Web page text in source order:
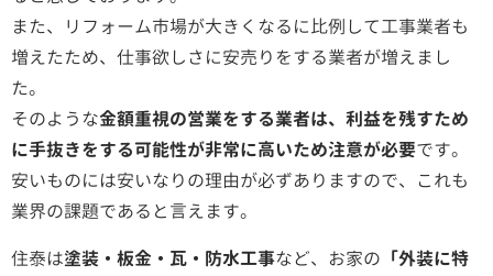
また、リフォーム市場が大きくなるに比例して工事業者も
増えたため、仕事欲しさに安売りをする業者が増えまし
た。
そのような金額重視の営業をする業者は、利益を残すため
に手抜きをする可能性が非常に高いため注意が必要です。
安いものには安いなりの理由が必ずありますので、これも
業界の課題であると言えます。
住泰は塗装・板金・瓦・防水工事など、お家の 「外装に特